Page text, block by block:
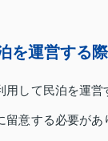
を運営する
して民泊を運営
留意する必要があ